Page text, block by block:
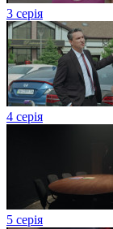
3 серія
4 серія
5 серія